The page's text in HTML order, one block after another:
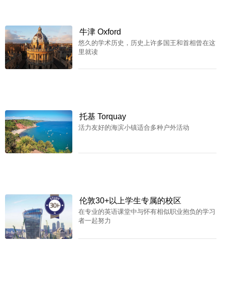
牛津 Oxford
悠久的学术历史，历史上许多国王和首相曾在这
里就读
托基 Torquay
活力友好的海滨小镇适合多种户外活动
伦敦30+以上学生专属的校区
在专业的英语课堂中与怀有相似职业抱负的学习
者一起努力